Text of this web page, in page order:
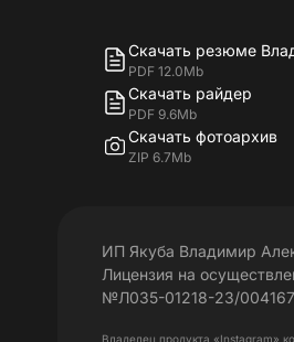
Скачать резюме
PDF 12.0Mb
Скачать райдер
PDF 9.6Mb
Скачать фотоархив
ZIP 6.7Mb
ИП Якуба Владимир
Лицензия на
№Л035-01218-23/
Владелец продукта «Instagram»